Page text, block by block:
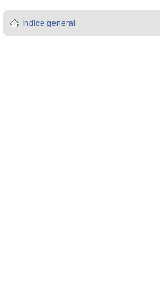
Índice general